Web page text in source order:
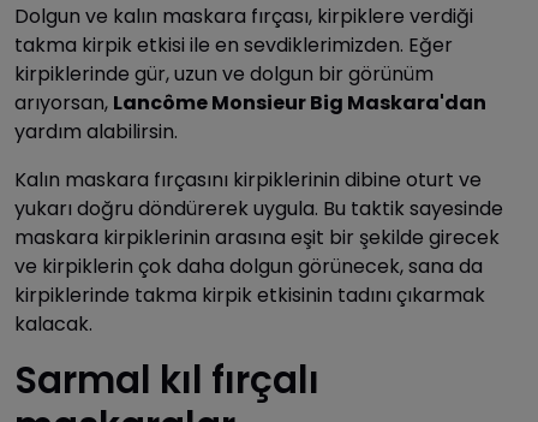
Dolgun ve kalın maskara fırçası, kirpiklere verdiği
takma kirpik etkisi ile en sevdiklerimizden. Eğer
kirpiklerinde gür, uzun ve dolgun bir görünüm
arıyorsan, Lancôme Monsieur Big Maskara'dan
yardım alabilirsin.
Kalın maskara fırçasını kirpiklerinin dibine oturt ve
yukarı doğru döndürerek uygula. Bu taktik sayesinde
maskara kirpiklerinin arasına eşit bir şekilde girecek
ve kirpiklerin çok daha dolgun görünecek, sana da
kirpiklerinde takma kirpik etkisinin tadını çıkarmak
kalacak.
Sarmal kıl fırçalı